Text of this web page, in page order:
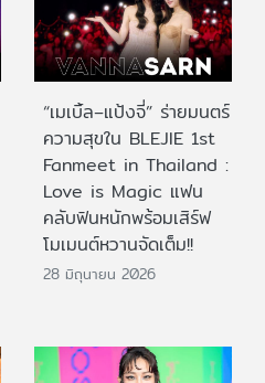
“เมเบิ้ล–แป้งจี่” ร่ายมนตร์
ความสุขใน BLEJIE 1st
Fanmeet in Thailand :
Love is Magic แฟน
คลับฟินหนักพร้อมเสิร์ฟ
โมเมนต์หวานจัดเต็ม!!
28 มิถุนายน 2026